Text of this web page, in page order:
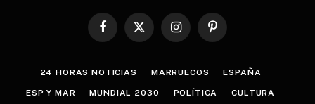
Facebook
X
InstagramPinterest
24 HORAS NOTICIAS MARRUECOS ESPAÑA
ESP Y MAR MUNDIAL 2030 POLÍTICA CULTURA